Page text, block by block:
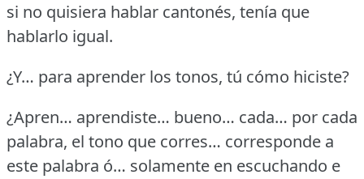
si no quisiera hablar cantonés, tenía que
hablarlo igual.
¿Y… para aprender los tonos, tú cómo hiciste?
¿Apren… aprendiste… bueno… cada… por cada
palabra, el tono que corres… corresponde a
este palabra ó… solamente en escuchando e